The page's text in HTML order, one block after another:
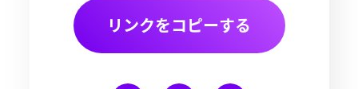
リンクをコピーする